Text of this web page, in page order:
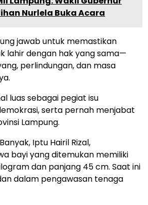
Nurlela Buka Acara
jawab untuk memastikan
lahir dengan hak yang sama—
perlindungan, dan masa
luas sebagai pegiat isu
serta pernah menjabat
Lampung.
Iptu Hairil Rizal,
bayi yang ditemukan memiliki
dan panjang 45 cm. Saat ini
dalam pengawasan tenaga